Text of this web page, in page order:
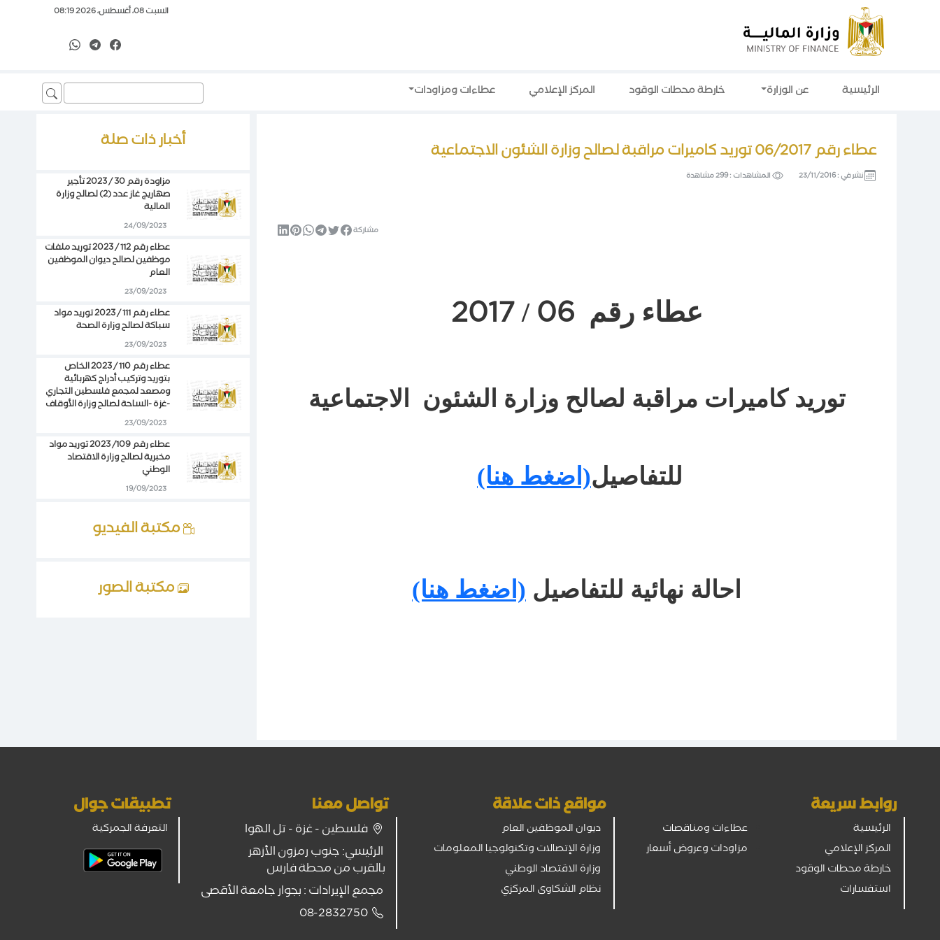
السبت 08، أغسطس، 2026 08:19
Search
for:
الرئيسية عن الوزارة خارطة محطات الوقود المركز الإعلامي عطاءات ومزاودات
عطاء رقم 06/2017 توريد كاميرات مراقبة لصالح وزارة الشئون الاجتماعية
نشر في :23/11/2016 المشاهدات :299 مشاهدة
مشاركة
عطاء رقم 06
/
2017
توريد كاميرات مراقبة لصالح وزارة الشئون الاجتماعية
للتفاصيل(اضغط هنا)
احالة نهائية للتفاصيل (اضغط هنا)
أخبار ذات صلة
مزاودة رقم 30 / 2023 تأجير
صهاريج غاز عدد (2) لصالح وزارة
المالية
24/09/2023
عطاء رقم 112 / 2023 توريد ملفات
موظفين لصالح ديوان الموظفين
العام
23/09/2023
عطاء رقم 111 / 2023 توريد مواد
سباكة لصالح وزارة الصحة
23/09/2023
عطاء رقم 110 / 2023 الخاص
بتوريد وتركيب أدراج كهربائية
ومصعد لمجمع فلسطين التجاري
-غزة -الساحة لصالح وزارة الأوقاف
23/09/2023
عطاء رقم 109/ 2023 توريد مواد
مخبرية لصالح وزارة الاقتصاد
الوطني
19/09/2023
مكتبة الفيديو
مكتبة الصور
روابط سريعة
الرئيسية
المركز الإعلامي
خارطة محطات الوقود
استفسارات
عطاءات ومناقصات
مزاودات وعروض أسعار
مواقع ذات علاقة
ديوان الموظفين العام
وزارة الإتصالات وتكنولوجيا المعلومات
وزارة الاقتصاد الوطني
نظام الشكاوى المركزي
تواصل معنا
فلسطين - غزة - تل الهوا
الرئيسي: جنوب رمزون الأزهر
بالقرب من محطة فارس
مجمع الإيرادات : بجوار جامعة الأقصى
08-2832750
تطبيقات جوال
التعرفة الجمركية